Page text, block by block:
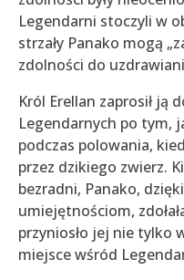
Legendarni stoczyli w
strzały Panako mogą
zdolności do
Król Erellan zaprosił ją
Legendarnych po tym,
podczas polowania,
przez dzikiego zwierz.
bezradni, Panako,
umiejętnościom,
przyniosło jej nie tylko
miejsce wśród